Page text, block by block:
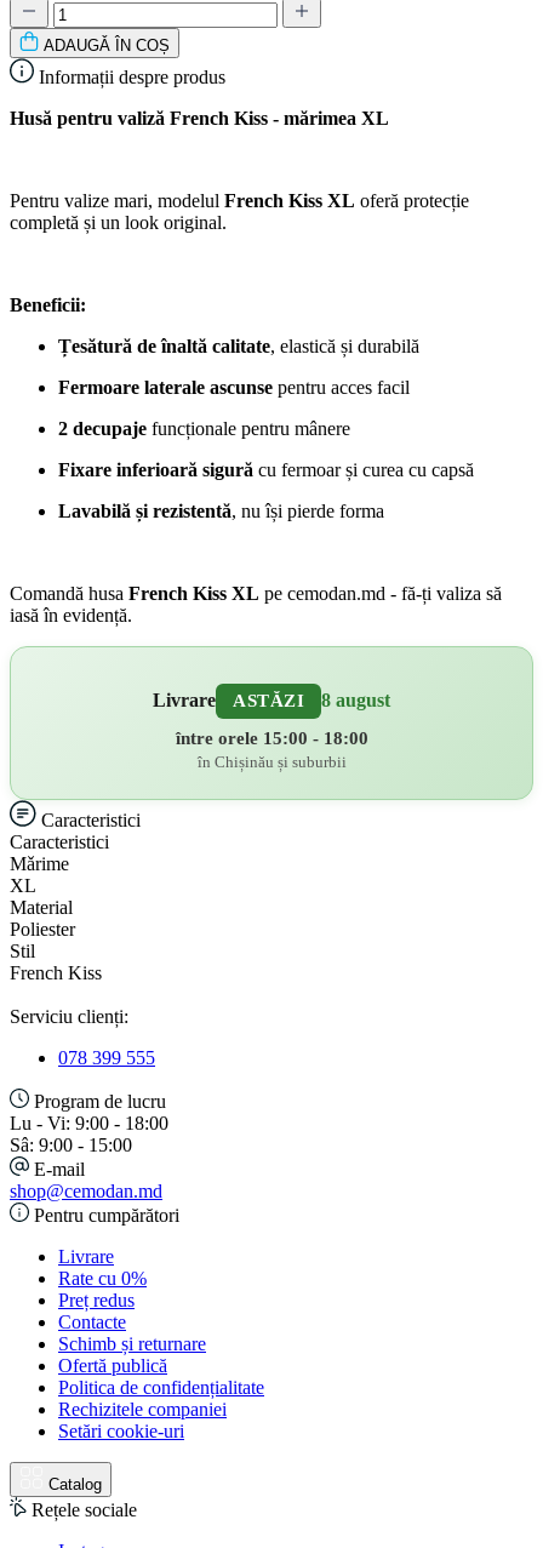
ADAUGǍ ÎN COȘ
Informații despre produs
Husă pentru valiză French Kiss - mărimea XL
Pentru valize mari, modelul French Kiss XL oferă protecție
completă și un look original.
Beneficii:
Țesătură de înaltă calitate, elastică și durabilă
Fermoare laterale ascunse pentru acces facil
2 decupaje funcționale pentru mânere
Fixare inferioară sigură cu fermoar și curea cu capsă
Lavabilă și rezistentă, nu își pierde forma
Comandă husa French Kiss XL pe cemodan.md - fă-ți valiza să
iasă în evidență.
Livrare ASTĂZI 8 august
între orele 15:00 - 18:00
în Chișinău și suburbii
Caracteristici
Caracteristici
Mǎrime
XL
Material
Poliester
Stil
French Kiss
Serviciu clienți:
078 399 555
Program de lucru
Lu - Vi: 9:00 - 18:00
Sâ: 9:00 - 15:00
E-mail
shop@cemodan.md
Pentru cumpărători
Livrare
Rate cu 0%
Preț redus
Contacte
Schimb și returnare
Ofertă publică
Politica de confidențialitate
Rechizitele companiei
Setări cookie-uri
Catalog
Rețele sociale